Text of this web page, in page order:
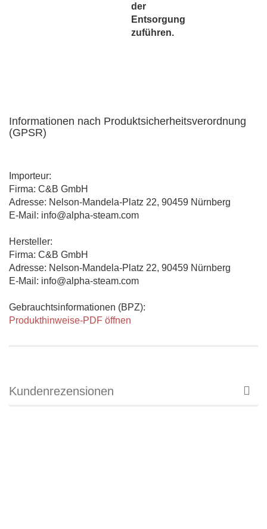
der
Entsorgung
zuführen.
Informationen nach Produktsicherheitsverordnung
(GPSR)
Importeur:
Firma: C&B GmbH
Adresse: Nelson-Mandela-Platz 22, 90459 Nürnberg
E-Mail: info@alpha-steam.com
Hersteller:
Firma: C&B GmbH
Adresse: Nelson-Mandela-Platz 22, 90459 Nürnberg
E-Mail: info@alpha-steam.com
Gebrauchtsinformationen (BPZ):
Produkthinweise-PDF öffnen
Kundenrezensionen